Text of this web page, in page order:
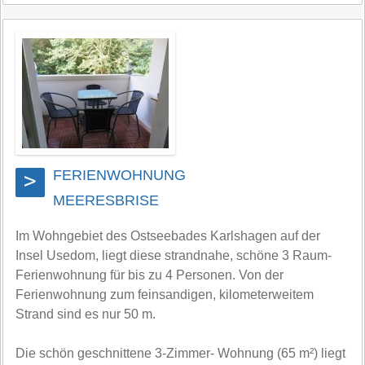
>
FERIENWOHNUNG
MEERESBRISE
Im Wohngebiet des Ostseebades Karlshagen auf der
Insel Usedom, liegt diese strandnahe, schöne 3 Raum-
Ferienwohnung für bis zu 4 Personen. Von der
Ferienwohnung zum feinsandigen, kilometerweitem
Strand sind es nur 50 m.
Die schön geschnittene 3-Zimmer- Wohnung (65 m²) liegt